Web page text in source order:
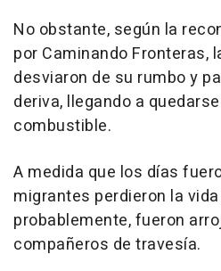
No obstante, según la
por Caminando Fronteras,
desviaron de su rumbo y
deriva, llegando a
combustible.
A medida que los días
migrantes perdieron la
probablemente, fueron
compañeros de travesía.